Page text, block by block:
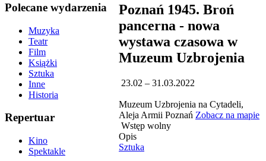
Polecane wydarzenia
Muzyka
Teatr
Film
Książki
Sztuka
Inne
Historia
Repertuar
Kino
Spektakle
Poznań 1945. Broń
pancerna - nowa
wystawa czasowa w
Muzeum Uzbrojenia
23.02 – 31.03.2022
Muzeum Uzbrojenia na Cytadeli,
Aleja Armii Poznań Zobacz na mapie
Wstęp wolny
Opis
Sztuka